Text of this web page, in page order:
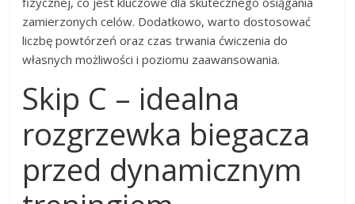
zamierzonych celów. Dodatkowo, warto dostosować
liczbę powtórzeń oraz czas trwania ćwiczenia do
własnych możliwości i poziomu zaawansowania.
Skip C – idealna
rozgrzewka biegacza
przed dynamicznym